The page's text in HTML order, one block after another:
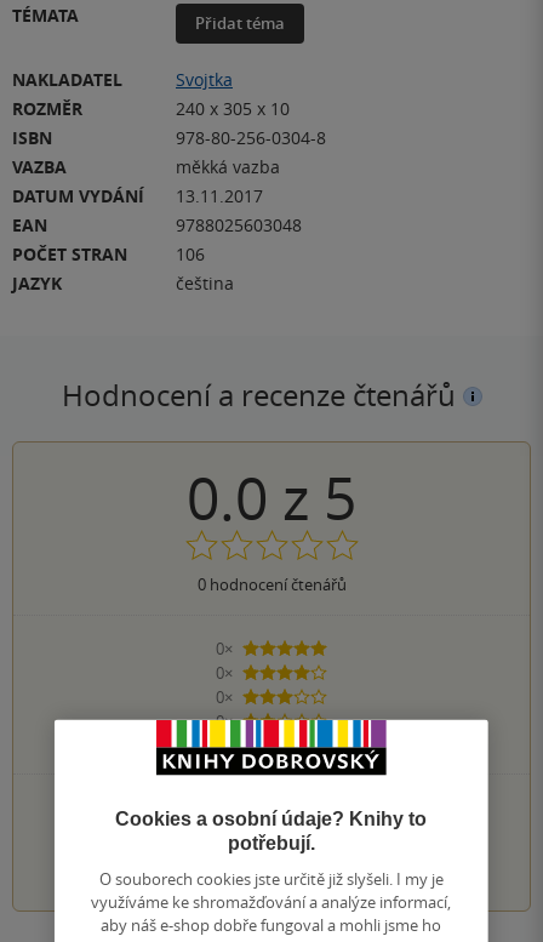
TÉMATA
Přidat téma
NAKLADATEL
Svojtka
ROZMĚR
240 x 305 x 10
ISBN
978-80-256-0304-8
VAZBA
měkká vazba
DATUM VYDÁNÍ
13.11.2017
EAN
9788025603048
POČET STRAN
106
JAZYK
čeština
Hodnocení a recenze čtenářů
0.0 z 5
0hodnocení čtenářů
0×
5 hvězdiček
0×
4 hvězdičky
0×
3 hvězdičky
0×
2 hvězdičky
0×
1 hvezdička
PŘIDEJTE SVÉ HODNOCENÍ KNIHY
3 4 5
Cookies a osobní údaje? Knihy to
potřebují.
O souborech cookies jste určitě již slyšeli. I my je
využíváme ke shromažďování a analýze informací,
aby náš e-shop dobře fungoval a mohli jsme ho